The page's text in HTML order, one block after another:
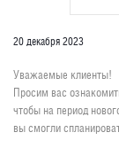
20 декабря 2023
Уважаемые клиенты!
Просим вас
чтобы на период
вы смогли